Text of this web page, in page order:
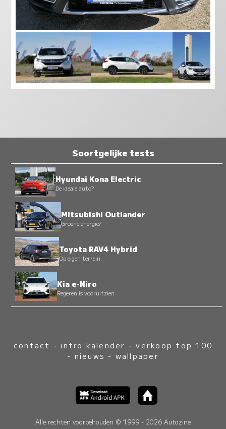
Soortgelijke tests
Hyundai Kona Electric
De ideale auto?
Mitsubishi Outlander
Groene energie?
Toyota RAV4 Hybrid
Op eigen terrein
Kia e-Niro
Regeren is vooruitzien
contact -intro kalender -verkoop top 100
- nieuws - wallpaper
Alle rechten voorbehouden © 1999 - 2026 Autozine